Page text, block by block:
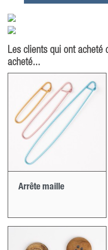
Les clients qui ont acheté
acheté...
Arrête maille